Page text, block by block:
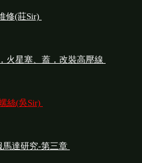
修(莊Sir)
火星塞、蓋，改裝高壓線
絲(吳Sir)
馬達研究-第三章